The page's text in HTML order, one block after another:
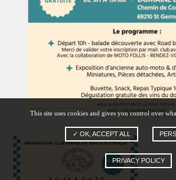
This site uses cookies and gives you control over
✓ OK, ACCEPT ALL
PRIVACY POLICY